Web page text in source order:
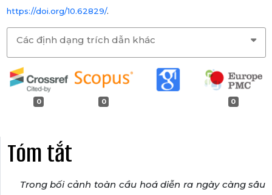
https://doi.org/10.62829/.
Các định dạng trích dẫn khác
0 0 0
Tóm tắt
Trong bối cảnh toàn cầu hoá diễn ra ngày càng sâu